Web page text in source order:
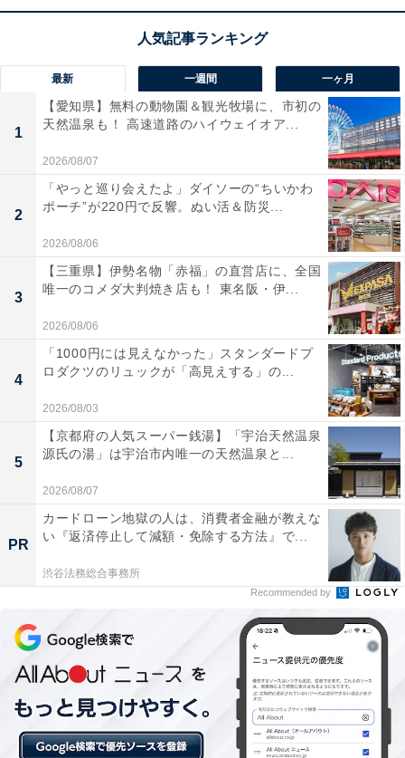
ます。装着検出やクリアなAI通話機能など、日常のリス
すね。
EarFun「Air Pro 4」の口コミは？
EarFun「Air Pro 4」には以下のような口コミが寄せられ
ています。
圧倒的なノイズキャンセリング性能で、騒がしい通
勤電車のなかでも一瞬で自分だけの静かな空間を作
れます
音質が非常にクリアで細かな音までしっかり聴こえ
るため、お気に入りの曲を聴くのが毎日楽しみにな
りました
バッテリーの持ちが抜群に良くて驚いており、数日
間の出張や旅行でも充電器いらずで大活躍していま
騒がしい場所でも大好きな音楽に深く没頭したい人や、
充電の手間を減らしつつ最先端のサウンドを体感したい
人には、おすすめの商品といえそうです。
あわせて読みたい
【Amazonお買い得情報】ソニー「ワイヤレ
最新 一週間 一ヶ月
1
【愛知県】無料の動物園＆観光牧場に、市初の
天然温泉も！ 高速道路のハイウェイオア...
2026/08/07
2
「やっと巡り会えたよ」ダイソーの“ちいかわ
ポーチ”が220円で反響。ぬい活＆防災...
2026/08/06
3
【三重県】伊勢名物「赤福」の直営店に、全国
唯一のコメダ大判焼き店も！ 東名阪・伊...
2026/08/06
4
「1000円には見えなかった」スタンダードプ
ロダクツのリュックが「高見えする」の...
2026/08/03
5
【京都府の人気スーパー銭湯】「宇治天然温泉
源氏の湯」は宇治市内唯一の天然温泉と...
2026/08/07
PR
カードローン地獄の人は、消費者金融が教えな
い『返済停止して減額・免除する方法』で...
渋谷法務総合事務所
Recommended by